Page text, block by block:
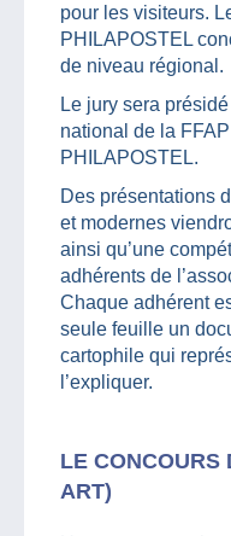
pour les visiteurs.
PHILAPOSTEL
de niveau régional.
Le jury sera
national de la
PHILAPOSTEL.
Des présentations
et modernes
ainsi qu’une
adhérents de
Chaque adhérent
seule feuille un
cartophile qui
l’expliquer.
LE CONCOURS
ART)